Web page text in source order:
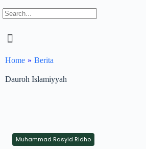
Home » Berita
Dauroh Islamiyyah
Muhammad Rasyid Ridho
Sunday, 19 April 2026